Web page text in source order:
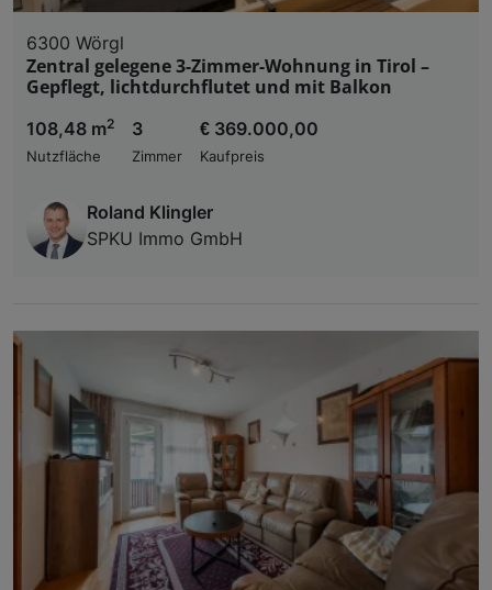
6300 Wörgl
Zentral gelegene 3-Zimmer-Wohnung in Tirol –
Gepflegt, lichtdurchflutet und mit Balkon
108,48 m2
Nutzfläche
3
Zimmer
€ 369.000,00
Kaufpreis
Roland Klingler
SPKU Immo GmbH